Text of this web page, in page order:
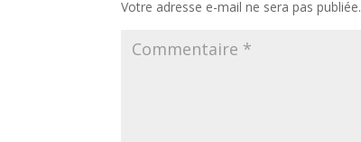
Votre adresse e-mail ne sera pas publiée.